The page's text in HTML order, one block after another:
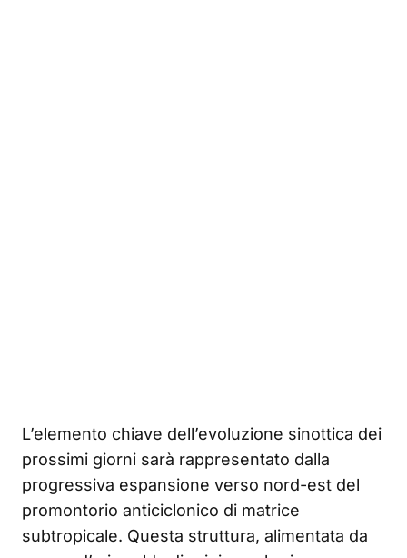
L’elemento chiave dell’evoluzione sinottica dei
prossimi giorni sarà rappresentato dalla
progressiva espansione verso nord-est del
promontorio anticiclonico di matrice
subtropicale. Questa struttura, alimentata da